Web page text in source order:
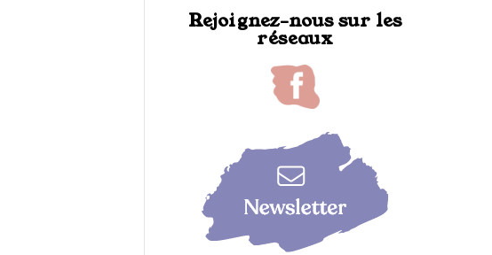
Rejoignez-nous sur les
réseaux